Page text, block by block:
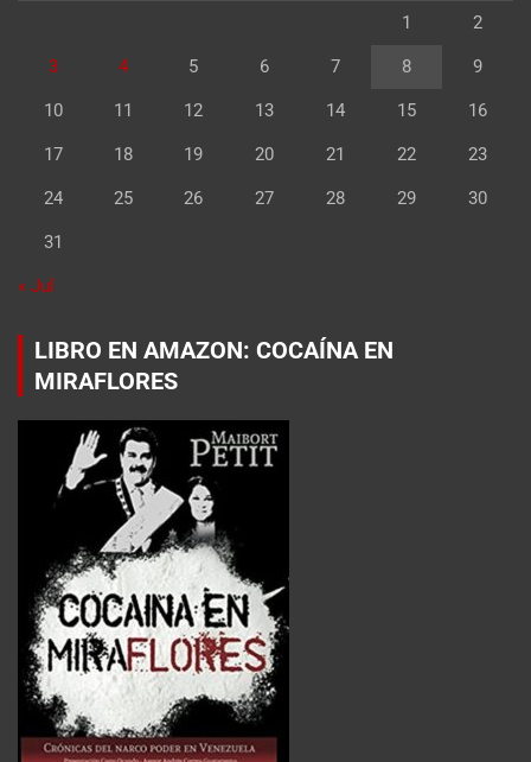
1 2
3 4 5 6 7 8 9
10 11 12 13 14 15 16
17 18 19 20 21 22 23
24 25 26 27 28 29 30
31
« Jul
LIBRO EN AMAZON: COCAÍNA EN
MIRAFLORES